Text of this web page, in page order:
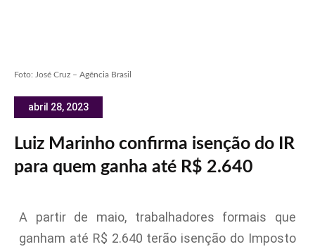
Foto: José Cruz – Agência Brasil
abril 28, 2023
Luiz Marinho confirma isenção do IR
para quem ganha até R$ 2.640
A partir de maio, trabalhadores formais que
ganham até R$ 2.640 terão isenção do Imposto